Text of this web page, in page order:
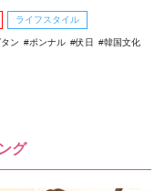
ライフスタイル
ン ポンナル 伏日 韓国文化
グ